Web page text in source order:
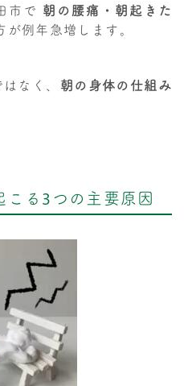
市で 朝の腰痛・朝起きた
が例年急増します。
なく、 朝の身体の仕組み
る3つの主要原因